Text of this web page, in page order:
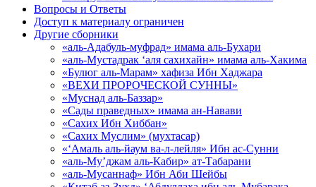
Вопросы и Ответы
Доступ к материалу ограничен
Другие сборники
«аль-Адабуль-муфрад» имама аль-Бухари
«аль-Мустадрак ‘аля сахихайн» имама аль-Хакима
«Булюг аль-Марам» хафиза Ибн Хаджара
«ВЕХИ ПРОРОЧЕСКОЙ СУННЫ»
«Муснад аль-Баззар»
«Сады праведных» имама ан-Навави
«Сахих Ибн Хиббан»
«Сахих Муслим» (мухтасар)
«‘Амаль аль-йаум ва-л-лейля» Ибн ас-Сунни
«аль-Му’джам аль-Кабир» ат-Табарани
«аль-Мусаннаф» Ибн Аби Шейбы